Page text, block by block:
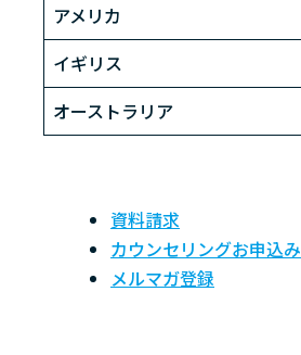
アメリカ
イギリス
オーストラリア
資料請求
カウンセリングお申込み
メルマガ登録